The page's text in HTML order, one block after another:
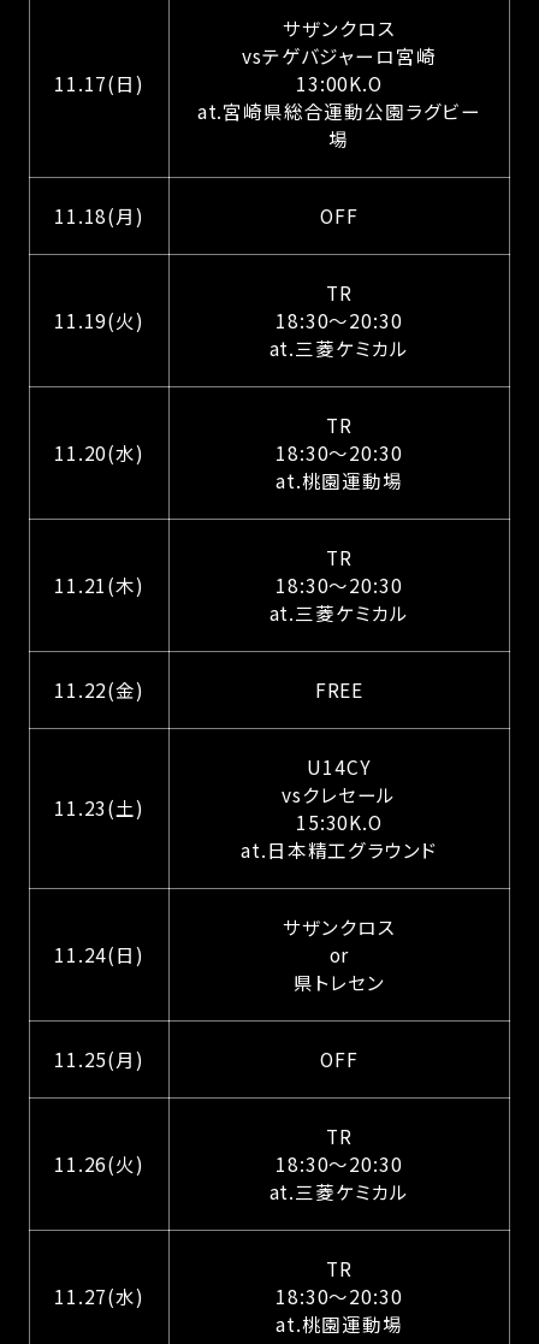
11.17(日)
サザンクロス
vsテゲバジャーロ宮崎
13:00K.O
at.宮崎県総合運動公園ラグビー
場
11.18(月) OFF
11.19(火)
TR
18:30〜20:30
at.三菱ケミカル
11.20(水)
TR
18:30〜20:30
at.桃園運動場
11.21(木)
TR
18:30〜20:30
at.三菱ケミカル
11.22(金) FREE
11.23(土)
U14CY
vsクレセール
15:30K.O
at.日本精工グラウンド
11.24(日)
サザンクロス
or
県トレセン
11.25(月) OFF
11.26(火)
TR
18:30〜20:30
at.三菱ケミカル
11.27(水)
TR
18:30〜20:30
at.桃園運動場